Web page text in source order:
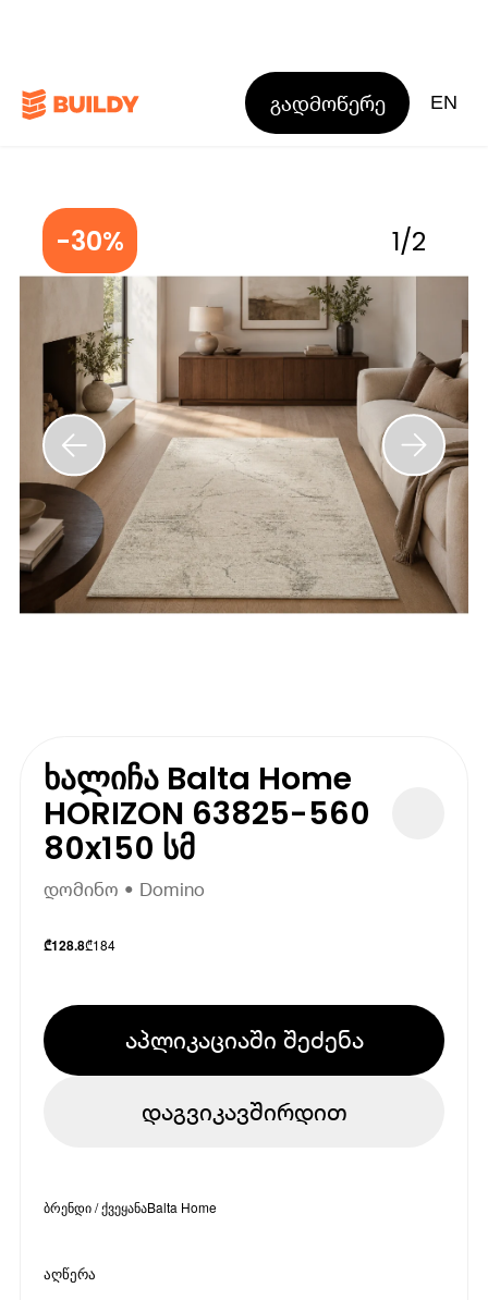
გადმოწერე EN
-30% 1/2
ხალიჩა Balta Home
HORIZON 63825-560
80x150 სმ
დომინო • Domino
₾128.8₾184
აპლიკაციაში შეძენა
დაგვიკავშირდით
ბრენდი / ქვეყანაBalta Home
აღწერა